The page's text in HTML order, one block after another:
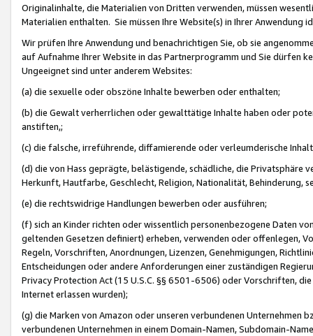
Originalinhalte, die Materialien von Dritten verwenden, müssen
Materialien enthalten. Sie müssen Ihre Website(s) in Ihrer Anwendung
Wir prüfen Ihre Anwendung und benachrichtigen Sie, ob sie
auf Aufnahme Ihrer Website in das Partnerprogramm und Sie dürfen
Ungeeignet sind unter anderem Websites:
(a) die sexuelle oder obszöne Inhalte bewerben oder enthalten;
(b) die Gewalt verherrlichen oder gewalttätige Inhalte haben oder
anstiften,;
(c) die falsche, irreführende, diffamierende oder verleumderische
(d) die von Hass geprägte, belästigende, schädliche, die Privatsphäre
Herkunft, Hautfarbe, Geschlecht, Religion, Nationalität, Behinderung,
(e) die rechtswidrige Handlungen bewerben oder ausführen;
(f) sich an Kinder richten oder wissentlich personenbezogene Daten
geltenden Gesetzen definiert) erheben, verwenden oder offenlegen,
Regeln, Vorschriften, Anordnungen, Lizenzen, Genehmigungen,
Entscheidungen oder andere Anforderungen einer zuständigen
Privacy Protection Act (15 U.S.C. §§ 6501-6506) oder Vorschriften,
Internet erlassen wurden);
(g) die Marken von Amazon oder unseren verbundenen Unternehmen
verbundenen Unternehmen in einem Domain-Namen, Subdomain-